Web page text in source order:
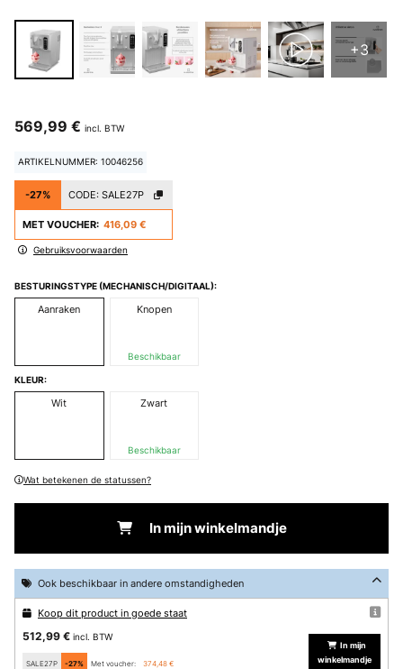
+3
569,99 € incl. BTW
ARTIKELNUMMER: 10046256
-27% CODE: SALE27P
MET VOUCHER: 416,09 €
Gebruiksvoorwaarden
BESTURINGSTYPE (MECHANISCH/DIGITAAL):
Aanraken Knopen
Beschikbaar
KLEUR:
Wit Zwart
Beschikbaar
Wat betekenen de statussen?
In mijn winkelmandje
Ook beschikbaar in andere omstandigheden
Koop dit product in goede staat
512,99 € incl. BTW
SALE27P -27% Met voucher: 374,48 €
In mijn
winkelmandje